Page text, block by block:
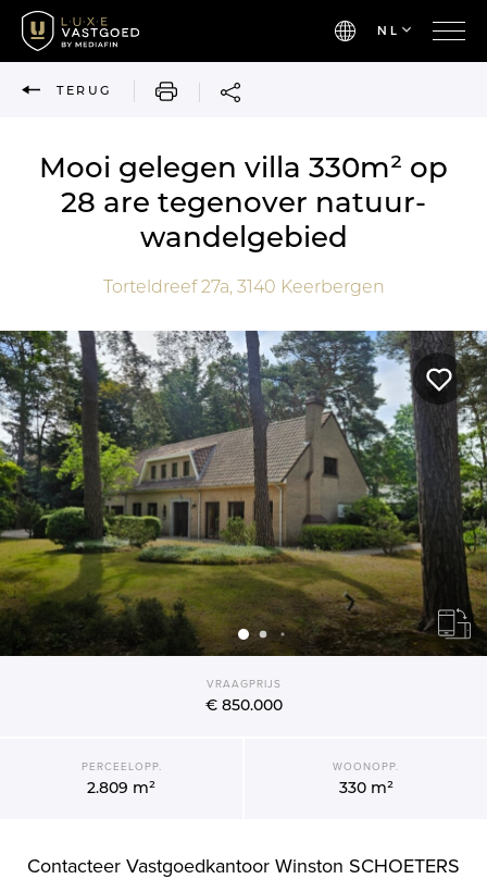
NL
TERUG AFDRUKKEN
Mooi gelegen villa 330m² op
28 are tegenover natuur-
wandelgebied
Torteldreef 27a, 3140 Keerbergen
VRAAGPRIJS
€ 850.000
PERCEELOPP.
2.809 m²
WOONOPP.
330 m²
Contacteer Vastgoedkantoor Winston SCHOETERS